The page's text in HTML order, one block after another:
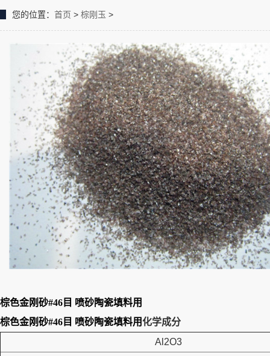
您的位置： 首页 > 棕刚玉 >
棕色金刚砂#46目 喷砂陶瓷填料用
棕色金刚砂#46目 喷砂陶瓷填料用化学成分
Al2O3